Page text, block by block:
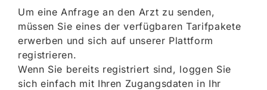
Um eine Anfrage an den Arzt zu senden,
müssen Sie eines der verfügbaren Tarifpakete
erwerben und sich auf unserer Plattform
registrieren.
Wenn Sie bereits registriert sind, loggen Sie
sich einfach mit Ihren Zugangsdaten in Ihr